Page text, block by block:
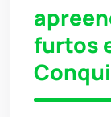
furtos